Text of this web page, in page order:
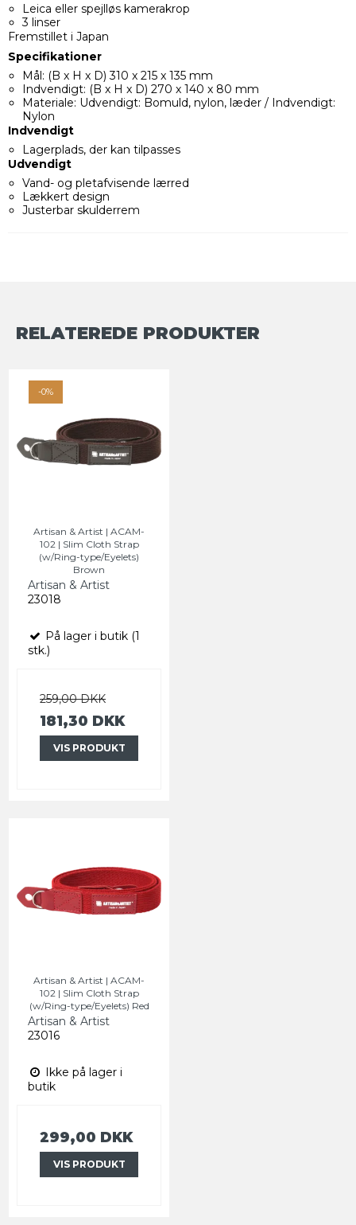
Leica eller spejlløs kamerakrop
3 linser
Fremstillet i Japan
Specifikationer
Mål: (B x H x D) 310 x 215 x 135 mm
Indvendigt: (B x H x D) 270 x 140 x 80 mm
Materiale: Udvendigt: Bomuld, nylon, læder / Indvendigt:
Nylon
Indvendigt
Lagerplads, der kan tilpasses
Udvendigt
Vand- og pletafvisende lærred
Lækkert design
Justerbar skulderrem
RELATEREDE PRODUKTER
-0%
Artisan & Artist | ACAM-
102 | Slim Cloth Strap
(w/Ring-type/Eyelets)
Brown
Artisan & Artist
23018
På lager i butik (1
stk.)
259,00 DKK
181,30 DKK
VIS PRODUKT
Artisan & Artist | ACAM-
102 | Slim Cloth Strap
(w/Ring-type/Eyelets) Red
Artisan & Artist
23016
Ikke på lager i
butik
299,00 DKK
VIS PRODUKT